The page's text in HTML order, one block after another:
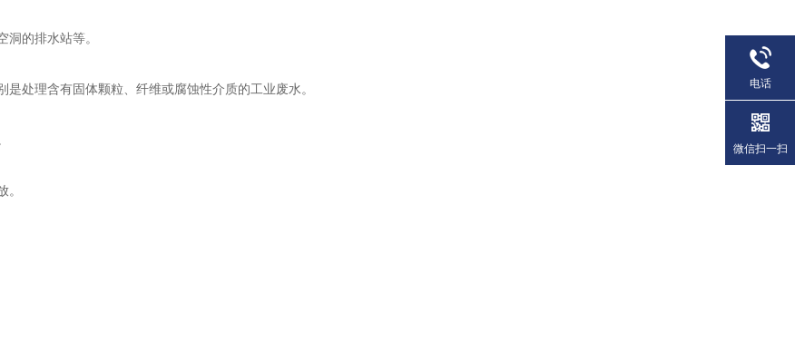
的排水站等‌。
处理含有固体颗粒、纤维或腐蚀性介质的工业废水‌。 电话
微信扫一扫